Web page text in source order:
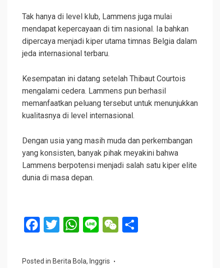
Tak hanya di level klub, Lammens juga mulai
mendapat kepercayaan di tim nasional. Ia bahkan
dipercaya menjadi kiper utama timnas Belgia dalam
jeda internasional terbaru.
Kesempatan ini datang setelah Thibaut Courtois
mengalami cedera. Lammens pun berhasil
memanfaatkan peluang tersebut untuk menunjukkan
kualitasnya di level internasional.
Dengan usia yang masih muda dan perkembangan
yang konsisten, banyak pihak meyakini bahwa
Lammens berpotensi menjadi salah satu kiper elite
dunia di masa depan.
F
ce
T
tt
W
at
Li
e
W
Posted in Berita Bola, Inggris